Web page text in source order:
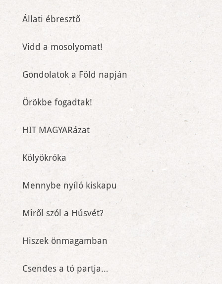
Állati ébresztő
Vidd a mosolyomat!
Gondolatok a Föld napján
Örökbe fogadtak!
HIT MAGYARázat
Kölyökróka
Mennybe nyíló kiskapu
Miről szól a Húsvét?
Hiszek önmagamban
Csendes a tó partja…